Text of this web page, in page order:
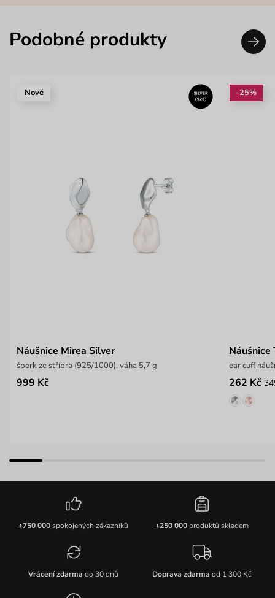
Podobné produkty
Nové
Náušnice Mirea Silver
šperk ze stříbra (925/1000), váha 5,7 g
999 Kč
-25%
Náušnice
ear cuff
262 Kč
+750 000spokojených zákazníků +250 000produktů skladem
Vrácení zdarma do 30 dnů Doprava zdarma od 1 300 Kč